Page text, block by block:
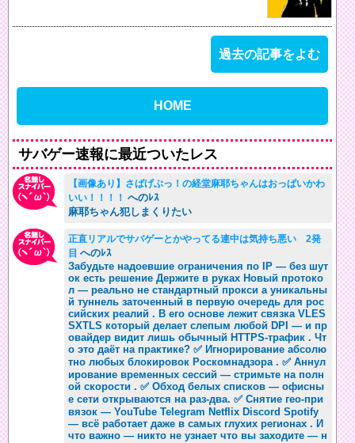
過去の記事をよむ
HOME
サバゲー速報に最近ついたレス
【画像あり】さばげぶっ！の経堂麻耶ちゃんはおっぱいかわ
いい！！！！ へのﾚｽ
麻耶ちゃん犯しまくりたい
正直リアルでサバゲーとかやってる連中は気持ち悪い 2発
目 へのﾚｽ
Забудьте надоевшие ограничения по IP — без шут
ок есть решение Держите в руках Новый протоко
л — реально не стандартный прокси а уникальны
й туннель заточенный в первую очередь для рос
сийских реалий . В его основе лежит связка VLES
SXTLS который делает слепым любой DPI — и пр
овайдер видит лишь обычный HTTPS-трафик . Чт
о это даёт на практике? ✅ Игнорирование абсолю
тно любых блокировок Роскомнадзора . ✅ Аннул
ирование временных сессий — стримьте на полн
ой скорости . ✅ Обход белых списков — офисны
е сети открываются на раз-два. ✅ Снятие гео-при
вязок — YouTube Telegram Netflix Discord Spotify
— всё работает даже в самых глухих регионах . И
что важно — никто не узнает что вы заходите — н